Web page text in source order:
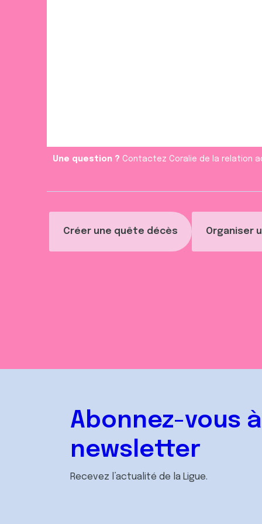
Créer une quête décès Organiser
Une question ? Contactez Coralie de la relation
Abonnez-vous
newsletter
Recevez l’actualité de la Ligue.